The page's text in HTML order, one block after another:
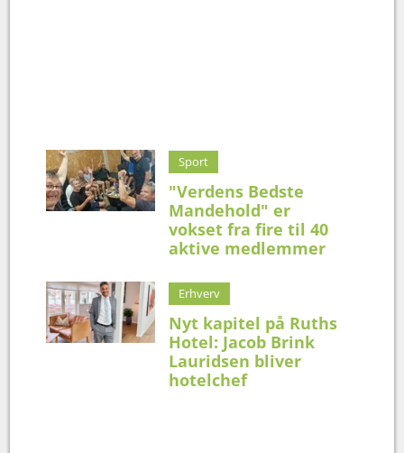
Sport
"Verdens Bedste
Mandehold" er
vokset fra fire til 40
aktive medlemmer
Erhverv
Nyt kapitel på Ruths
Hotel: Jacob Brink
Lauridsen bliver
hotelchef